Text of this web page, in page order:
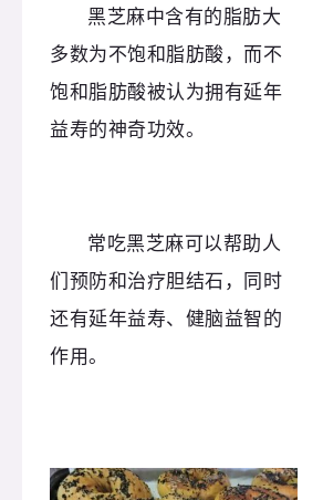
黑芝麻中含有的脂肪大
多数为不饱和脂肪酸，而不
饱和脂肪酸被认为拥有延年
益寿的神奇功效。
常吃黑芝麻可以帮助人
们预防和治疗胆结石，同时
还有延年益寿、健脑益智的
作用。